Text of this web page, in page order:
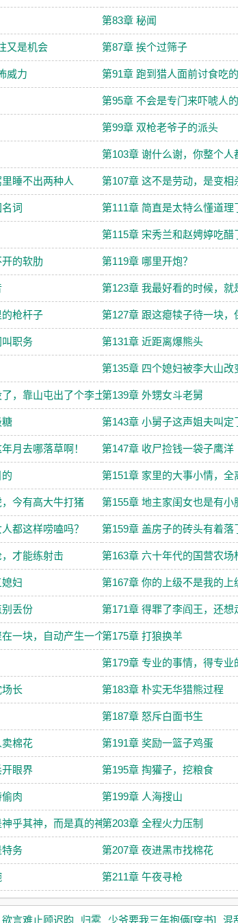
第83章 秘闻
又是机会 第87章 挨个过筛子
威力 第91章 跑到猎人面前讨食吃
第95章 不会是专门来吓唬人
第99章 双枪老爷子的派头
第103章 谢什么谢，你整个人
睡不出两种人 第107章 这不是劳动，是变相
词 第111章 简直是太特么懂道理
第115章 宋秀兰和赵娉婷吃醋
的软肋 第119章 哪里开炮？
第123章 我最好看的时候，就
枪杆子 第127章 跟这瘪犊子待一块，
职务 第131章 近距离爆熊头
第135章 四个媳妇被李大山改
，靠山屯出了个李土匪第139章 外甥女斗老舅
第143章 小舅子这声姐夫叫定
月去哪落草啊！ 第147章 收尸捡钱一袋子鹰洋
第151章 家里的大事小情，全
今有高大牛打猪 第155章 地主家闺女也是有小
都这样唠嗑吗？ 第159章 盖房子的砖头有着落
才能练射击 第163章 六十年代的国营农场
妇 第167章 你的上级不是我的上
丢份 第171章 得罪了李阎王，还想
一块，自动产生一个点子王第175章 打狼换羊
第179章 专业的事情，得专业
长 第183章 朴实无华猎熊过程
第187章 怒斥白面书生
棉花 第191章 奖励一篮子鸡蛋
眼界 第195章 掏獾子，挖粮食
肉 第199章 人海搜山
乎其神，而是真的神第203章 全程火力压制
务 第207章 夜进黑市找棉花
第211章 午夜寻枪
欲言难止顾迟昀 归雾 少爷要我三年抱俩[穿书] 混